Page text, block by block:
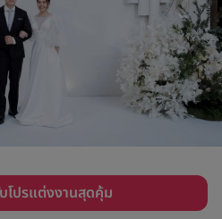
โปรแต่งงานสุดคุ้ม